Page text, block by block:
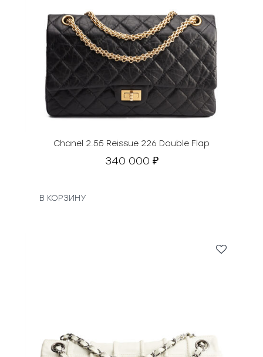
Chanel 2.55 Reissue 226 Double Flap
340 000 ₽
В КОРЗИНУ